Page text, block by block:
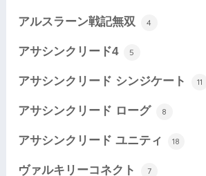
アルスラーン戦記無双 4
アサシンクリード4 5
アサシンクリード シンジケート 11
アサシンクリード ローグ 8
アサシンクリード ユニティ 18
ヴァルキリーコネクト 7